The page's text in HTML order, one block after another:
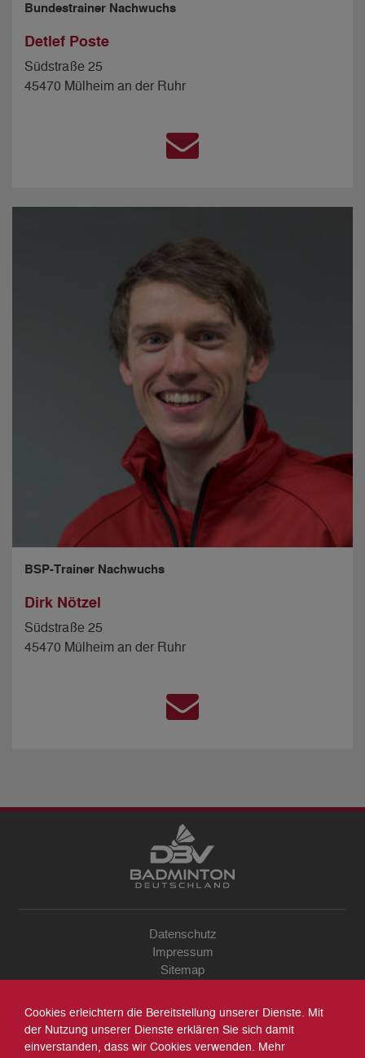
Bundestrainer Nachwuchs
Detlef Poste
Südstraße 25
45470 Mülheim an der Ruhr
BSP-Trainer Nachwuchs
Dirk Nötzel
Südstraße 25
45470 Mülheim an der Ruhr
Datenschutz
Impressum
Sitemap
Archiv
Suche
Cookies erleichtern die Bereitstellung unserer Dienste. Mit
der Nutzung unserer Dienste erklären Sie sich damit
einverstanden, dass wir Cookies verwenden. Mehr